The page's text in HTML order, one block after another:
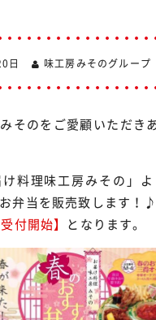
日 味工房みそのグループ
そのをご愛顧いただき
料理味工房みその」
弁当を販売致します！♪
付開始】 となります。